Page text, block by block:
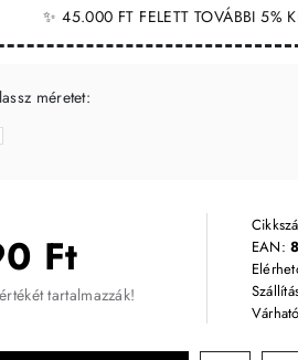
✨ 45.000 FT FELETT TOVÁBBI 5%
Ft
tartalmazzák!
EAN:
méretet: